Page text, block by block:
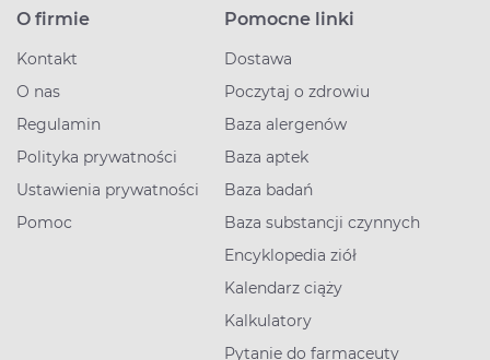
O firmie
Kontakt
O nas
Regulamin
Polityka prywatności
Ustawienia prywatności
Pomoc
Pomocne linki
Dostawa
Poczytaj o zdrowiu
Baza alergenów
Baza aptek
Baza badań
Baza substancji czynnych
Encyklopedia ziół
Kalendarz ciąży
Kalkulatory
Pytanie do farmaceuty